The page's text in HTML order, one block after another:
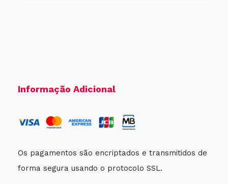
Informação Adicional
Os pagamentos são encriptados e transmitidos de
forma segura usando o protocolo SSL.